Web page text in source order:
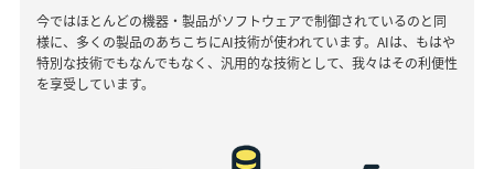
今ではほとんどの機器・製品がソフトウェアで制御されているのと同
様に、多くの製品のあちこちにAI技術が使われています。AIは、もはや
特別な技術でもなんでもなく、汎用的な技術として、我々はその利便性
を享受しています。